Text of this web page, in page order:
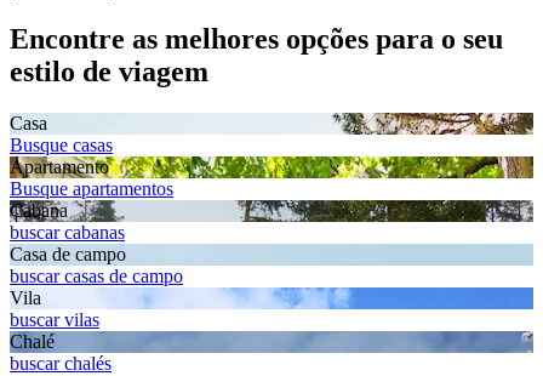
Encontre as melhores opções para o seu
estilo de viagem
Casa
Busque casas
Apartamento
Busque apartamentos
Cabana
buscar cabanas
Casa de campo
buscar casas de campo
Vila
buscar vilas
Chalé
buscar chalés